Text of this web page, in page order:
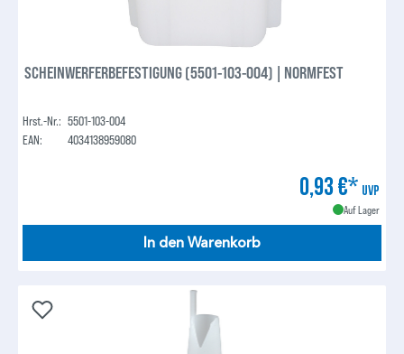
SCHEINWERFERBEFESTIGUNG (5501-103-004) | NORMFEST
Hrst.-Nr.: 5501-103-004
EAN:
4034138959080
0,93 €* UVP
Auf Lager
In den Warenkorb